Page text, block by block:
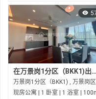
在万景岗1分区（BKK1)出租的现房公寓
现房公寓 | 1 卧室 | 1 浴室 |